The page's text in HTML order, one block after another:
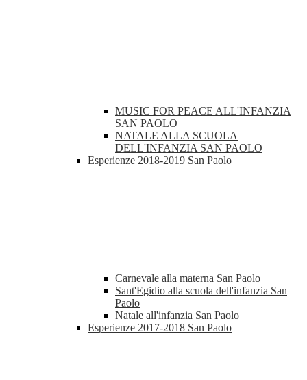
MUSIC FOR PEACE ALL'INFANZIA
SAN PAOLO
NATALE ALLA SCUOLA
DELL'INFANZIA SAN PAOLO
Esperienze 2018-2019 San Paolo
Carnevale alla materna San Paolo
Sant'Egidio alla scuola dell'infanzia San
Paolo
Natale all'infanzia San Paolo
Esperienze 2017-2018 San Paolo